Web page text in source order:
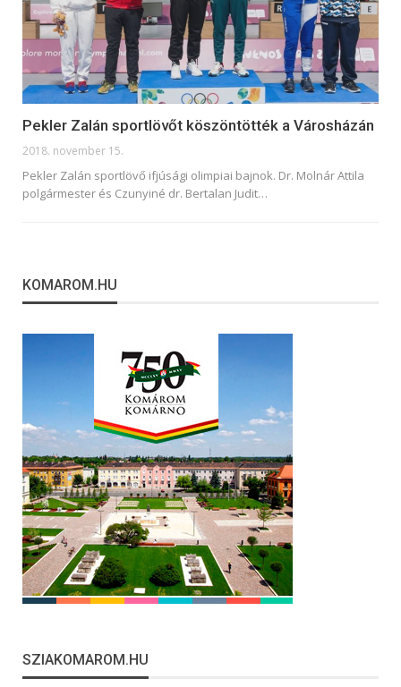
Pekler Zalán sportlövőt köszöntötték a Városházán
2018. november 15.
Pekler Zalán sportlövő ifjúsági olimpiai bajnok. Dr. Molnár Attila
polgármester és Czunyiné dr. Bertalan Judit…
KOMAROM.HU
SZIAKOMAROM.HU